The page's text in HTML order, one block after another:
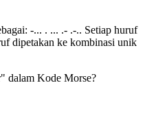
-... . ... .- .-.. Setiap huruf
dipetakan ke kombinasi unik
dalam Kode Morse?